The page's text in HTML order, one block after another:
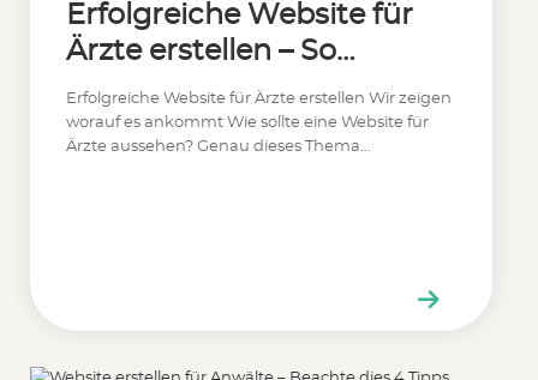
Erfolgreiche Website für
Ärzte erstellen – So
geht’s
Erfolgreiche Website für Ärzte erstellen Wir zeigen
worauf es ankommt Wie sollte eine Website für
Ärzte aussehen? Genau dieses Thema…